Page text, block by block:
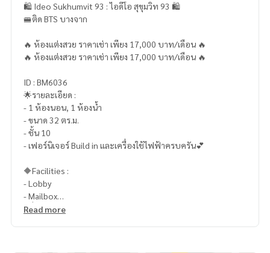
🛍️ Ideo Sukhumvit 93 : ไอดีโอ สุขุมวิท 93 🛍️
🚝ติด BTS บางจาก
🔥 ห้องแต่งสวย ราคาเช่า เพียง 17,000 บาท/เดือน 🔥
🔥 ห้องแต่งสวย ราคาเช่า เพียง 17,000 บาท/เดือน 🔥
ID : BM6036
🌟รายละเอียด :
- 1 ห้องนอน, 1 ห้องน้ำ
- ขนาด 32 ตร.ม.
- ชั้น 10
- เฟอร์นิเจอร์ Build in และเครื่องใช้ไฟฟ้าครบครัน💕
🔶Facilities :
- Lobby
- Mailbox
- ที่จอดรถ
Read more